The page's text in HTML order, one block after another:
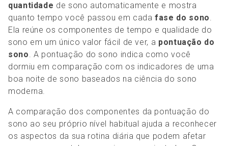
quantidade de sono automaticamente e mostra
quanto tempo você passou em cadafase do sono.
Ela reúne os componentes de tempo e qualidade do
sono em um único valor fácil de ver, a pontuação do
sono. A pontuação do sono indica como você
dormiu em comparação com os indicadores de uma
boa noite de sono baseados na ciência do sono
moderna.
A comparação dos componentes da pontuação do
sono ao seu próprio nível habitual ajuda a reconhecer
os aspectos da sua rotina diária que podem afetar